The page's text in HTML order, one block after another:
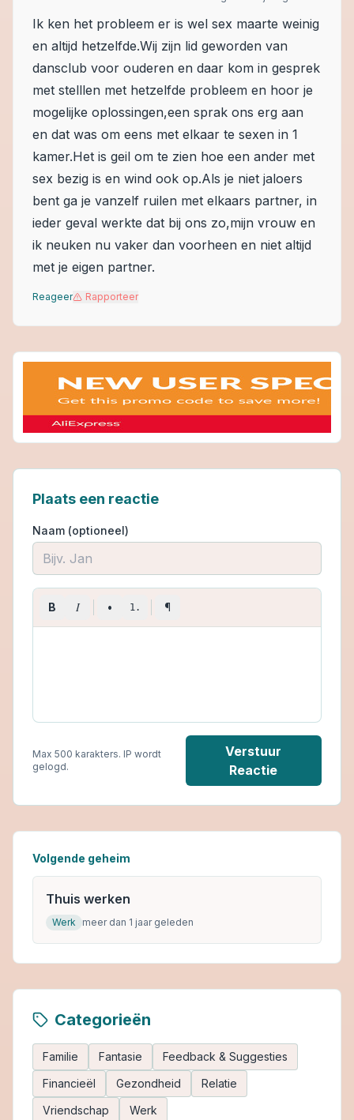
Ik ken het probleem er is wel sex maarte weinig
en altijd hetzelfde.Wij zijn lid geworden van
dansclub voor ouderen en daar kom in gesprek
met stelllen met hetzelfde probleem en hoor je
mogelijke oplossingen,een sprak ons erg aan
en dat was om eens met elkaar te sexen in 1
kamer.Het is geil om te zien hoe een ander met
sex bezig is en wind ook op.Als je niet jaloers
bent ga je vanzelf ruilen met elkaars partner, in
ieder geval werkte dat bij ons zo,mijn vrouw en
ik neuken nu vaker dan voorheen en niet altijd
met je eigen partner.
Reageer Rapporteer
Plaats een reactie
Naam (optioneel)
B I • 1. ¶
Max 500 karakters. IP wordt
gelogd.
Verstuur
Reactie
Volgende geheim
Thuis werken
Werk meer dan 1 jaar geleden
Categorieën
Familie Fantasie
Feedback & Suggesties
Financieël
Gezondheid
Relatie
Vriendschap
Werk